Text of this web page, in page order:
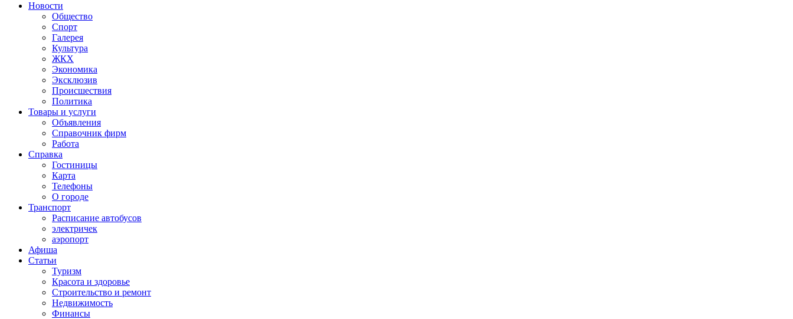
Новости
Общество
Спорт
Галерея
Культура
ЖКХ
Экономика
Эксклюзив
Проиcшествия
Политика
Товары и услуги
Объявления
Справочник фирм
Работа
Справка
Гостиницы
Карта
Телефоны
О городе
Транспорт
Расписание автобусов
электричек
аэропорт
Афиша
Статьи
Туризм
Красота и здоровье
Строительство и ремонт
Недвижимость
Финансы